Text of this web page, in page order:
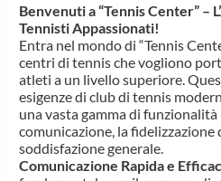
Benvenuti a “Tennis Center” –
Tennisti Appassionati!
Entra nel mondo di “Tennis
centri di tennis che vogliono
atleti a un livello superiore.
esigenze di club di tennis
una vasta gamma di
comunicazione, la fidelizzazione
soddisfazione generale.
Comunicazione Rapida e